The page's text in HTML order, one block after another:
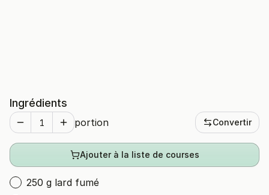
Ingrédients
portion Convertir
Ajouter à la liste de courses
250 g lard fumé